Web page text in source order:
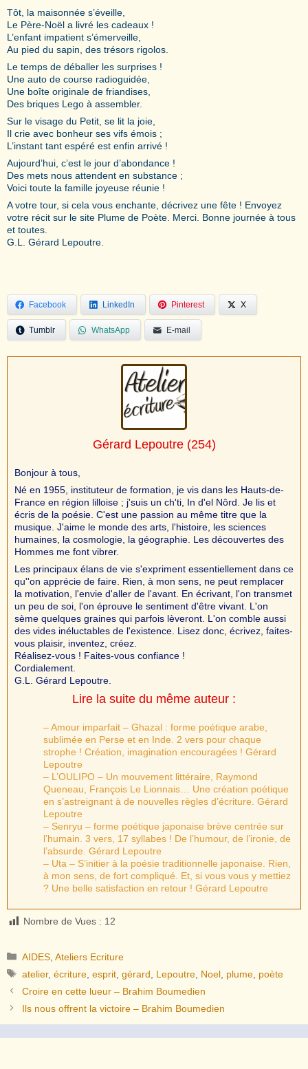
Tôt, la maisonnée s’éveille,
Le Père-Noël a livré les cadeaux !
L’enfant impatient s’émerveille,
Au pied du sapin, des trésors rigolos.
Le temps de déballer les surprises !
Une auto de course radioguidée,
Une boîte originale de friandises,
Des briques Lego à assembler.
Sur le visage du Petit, se lit la joie,
Il crie avec bonheur ses vifs émois ;
L’instant tant espéré est enfin arrivé !
Aujourd’hui, c’est le jour d’abondance !
Des mets nous attendent en substance ;
Voici toute la famille joyeuse réunie !
A votre tour, si cela vous enchante, décrivez une fête ! Envoyez
votre récit sur le site Plume de Poète. Merci. Bonne journée à tous
et toutes.
G.L. Gérard Lepoutre.
Facebook LinkedIn Pinterest X
Tumblr WhatsApp E-mail
Gérard Lepoutre(254)
Bonjour à tous,
Né en 1955, instituteur de formation, je vis dans les Hauts-de-
France en région lilloise ; j'suis un ch'ti, In d'el Nôrd. Je lis et
écris de la poésie. C'est une passion au même titre que la
musique. J'aime le monde des arts, l'histoire, les sciences
humaines, la cosmologie, la géographie. Les découvertes des
Hommes me font vibrer.
Les principaux élans de vie s'expriment essentiellement dans ce
qu''on apprécie de faire. Rien, à mon sens, ne peut remplacer
la motivation, l'envie d'aller de l'avant. En écrivant, l'on transmet
un peu de soi, l'on éprouve le sentiment d'être vivant. L'on
sème quelques graines qui parfois lèveront. L'on comble aussi
des vides inéluctables de l'existence. Lisez donc, écrivez, faites-
vous plaisir, inventez, créez.
Réalisez-vous ! Faites-vous confiance !
Cordialement.
G.L. Gérard Lepoutre.
Lire la suite du même auteur :
– Amour imparfait – Ghazal : forme poétique arabe,
sublimée en Perse et en Inde. 2 vers pour chaque
strophe ! Création, imagination encouragées ! Gérard
Lepoutre
– L’OULIPO – Un mouvement littéraire, Raymond
Queneau, François Le Lionnais… Une création poétique
en s’astreignant à de nouvelles règles d’écriture. Gérard
Lepoutre
– Senryu – forme poétique japonaise brève centrée sur
l’humain. 3 vers, 17 syllabes ! De l’humour, de l’ironie, de
l’absurde. Gérard Lepoutre
– Uta – S’initier à la poésie traditionnelle japonaise. Rien,
à mon sens, de fort compliqué. Et, si vous vous y mettiez
? Une belle satisfaction en retour ! Gérard Lepoutre
Nombre de Vues : 12
Catégories
AIDES ,Ateliers Ecriture
Étiquettes
atelier,écriture ,esprit ,gérard Lepoutre Noel plume poète
Croire en cette lueur – Brahim Boumedien
Ils nous offrent la victoire – Brahim Boumedien